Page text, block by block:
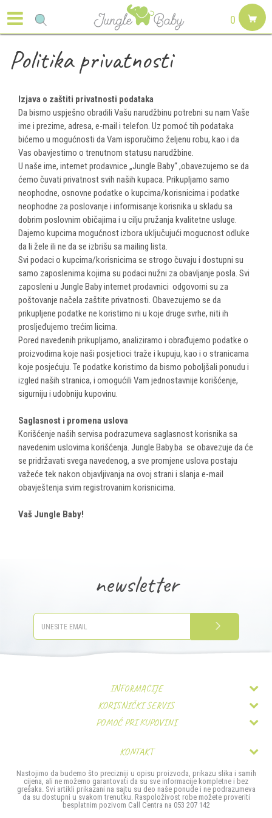
0
Politika privatnosti
Izjava o zaštiti privatnosti podataka
Da bismo uspješno obradili Vašu narudžbinu potrebni su nam Vaše
ime i prezime, adresa, e-mail i telefon. Uz pomoć tih podataka
bićemo u mogućnosti da Vam isporučimo željenu robu, kao i da
Vas obavjestimo o trenutnom statusu narudžbine.
U naše ime, internet prodavnice „Jungle Baby“ ,obavezujemo se da
ćemo čuvati privatnost svih naših kupaca. Prikupljamo samo
neophodne, osnovne podatke o kupcima/korisnicima i podatke
neophodne za poslovanje i informisanje korisnika u skladu sa
dobrim poslovnim običajima i u cilju pružanja kvalitetne usluge.
Dajemo kupcima mogućnost izbora uključujući mogucnost odluke
da li žele ili ne da se izbrišu sa mailing lista.
Svi podaci o kupcima/korisnicima se strogo čuvaju i dostupni su
samo zaposlenima kojima su podaci nužni za obavljanje posla. Svi
zaposleni u Jungle Baby internet prodavnici odgovorni su za
poštovanje načela zaštite privatnosti. Obavezujemo se da
prikupljene podatke ne koristimo ni u koje druge svrhe, niti ih
prosljeđujemo trećim licima.
Pored navedenih prikupljamo, analiziramo i obrađujemo podatke o
proizvodima koje naši posjetioci traže i kupuju, kao i o stranicama
koje posjećuju. Te podatke koristimo da bismo poboljšali ponudu i
izgled naših stranica, i omogućili Vam jednostavnije korišćenje,
sigurniju i udobniju kupovinu.
Saglasnost i promena uslova
Korišćenje naših servisa podrazumeva saglasnost korisnika sa
navedenim uslovima korišćenja. Jungle Baby.ba se obavezuje da će
se pridržavati svega navedenog, a sve promjene uslova postaju
važeće tek nakon objavljivanja na ovoj strani i slanja e-mail
obavještenja svim registrovanim korisnicima.
Vaš Jungle Baby!
newsletter
PRIJAVITE SE
INFORMACIJE
O nama
Zaposlenje
KORISNIČKI SERVIS
Uslovi korišćenja i prodaje
Načini plaćanja
Isporuka
POMOĆ PRI KUPOVINI
Povrat sredstava
Reklamacije
KONTAKT
MIS TRADE- Company d.o.o.
Stefana Provenčanog bb
74000 Doboj
Nastojimo da budemo što precizniji u opisu proizvoda, prikazu slika i samih
cijena, ali ne možemo garantovati da su sve informacije kompletne i bez
grešaka. Svi artikli prikazani na sajtu su deo naše ponude i ne podrazumeva
da su dostupni u svakom trenutku. Raspoloživost robe možete proveriti
besplatnim pozivom Call Centra na 053 207 142